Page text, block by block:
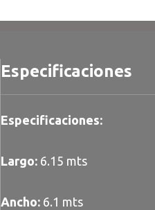
Especificaciones
Especificaciones:
Largo:6.15 mts
Ancho:6.1 mts